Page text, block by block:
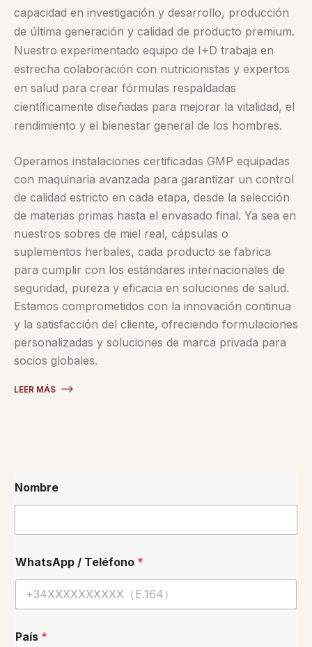
capacidad en investigación y desarrollo, producción
de última generación y calidad de producto premium.
Nuestro experimentado equipo de I+D trabaja en
estrecha colaboración con nutricionistas y expertos
en salud para crear fórmulas respaldadas
científicamente diseñadas para mejorar la vitalidad, el
rendimiento y el bienestar general de los hombres.
Operamos instalaciones certificadas GMP equipadas
con maquinaria avanzada para garantizar un control
de calidad estricto en cada etapa, desde la selección
de materias primas hasta el envasado final. Ya sea en
nuestros sobres de miel real, cápsulas o
suplementos herbales, cada producto se fabrica
para cumplir con los estándares internacionales de
seguridad, pureza y eficacia en soluciones de salud.
Estamos comprometidos con la innovación continua
y la satisfacción del cliente, ofreciendo formulaciones
personalizadas y soluciones de marca privada para
socios globales.
LEER MÁS
Nombre
WhatsApp / Teléfono *
País *